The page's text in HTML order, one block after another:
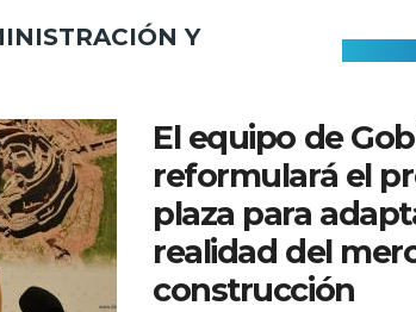
Y
El equipo de
reformulará el
plaza para
realidad del
construcción